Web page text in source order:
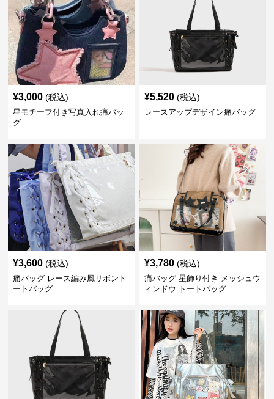
¥3,000 (税込)
星モチーフ付き写真入れ痛バッ
グ
¥5,520 (税込)
レースアップデザイン痛バッグ
¥3,600 (税込)
痛バッグ レース編み風リボント
ートバッグ
¥3,780 (税込)
痛バッグ 星飾り付き メッシュウ
ィンドウ トートバッグ